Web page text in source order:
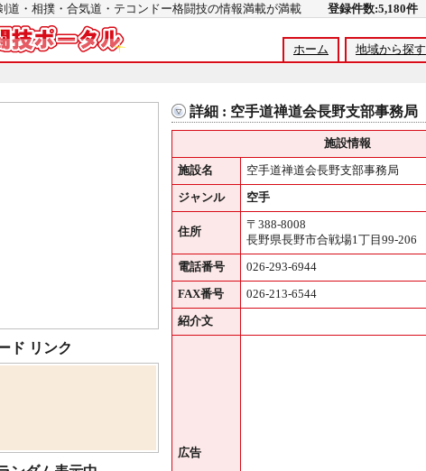
道・相撲・合気道・テコンドー格闘技の情報満載が満載 登録件数:5,180件
ホーム 地域から探す
詳細 : 空手道禅道会長野支部事務局
施設情報
施設名 空手道禅道会長野支部事務局
ジャンル 空手
住所
〒388-8008
長野県長野市合戦場1丁目99-206
電話番号 026-293-6944
FAX番号 026-213-6544
紹介文
広告
ド リンク